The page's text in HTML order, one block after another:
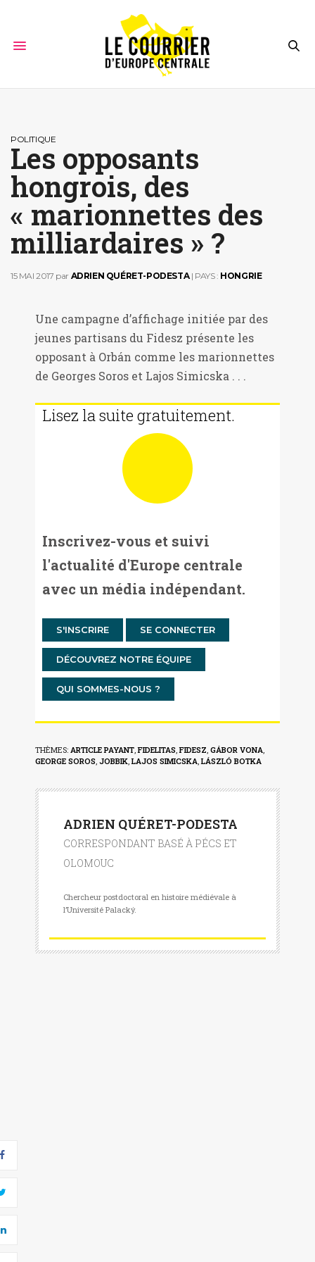
POLITIQUE
Les opposants
hongrois, des
« marionnettes des
milliardaires » ?
15 MAI 2017 par ADRIEN QUÉRET-PODESTA| PAYS : HONGRIE
Une campagne d’affichage initiée par des
jeunes partisans du Fidesz présente les
opposant à Orbán comme les marionnettes
de Georges Soros et Lajos Simicska . . .
Lisez la suite gratuitement.
Inscrivez-vous et suivi
l'actualité d'Europe centrale
avec un média indépendant.
S'INSCRIRE SE CONNECTER
DÉCOUVREZ NOTRE ÉQUIPE
QUI SOMMES-NOUS ?
THÈMES: ARTICLE PAYANT ,FIDELITAS ,FIDESZ GÁBOR VONA
GEORGE SOROS JOBBIK ,LAJOS SIMICSKA ,LÁSZLÓ BOTKA
ADRIEN QUÉRET-PODESTA
CORRESPONDANT BASÉ À PÉCS ET
OLOMOUC
Chercheur postdoctoral en histoire médiévale à
l’Université Palacký.